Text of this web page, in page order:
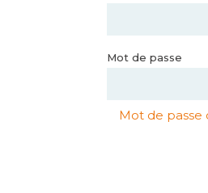
Mot de passe
Mot de passe